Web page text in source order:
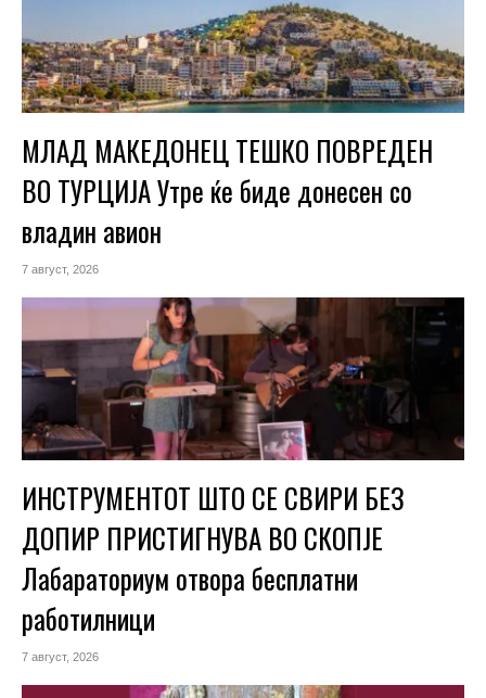
МЛАД МАКЕДОНЕЦ ТЕШКО ПОВРЕДЕН
ВО ТУРЦИЈА Утре ќе биде донесен со
владин авион
7 август, 2026
ИНСТРУМЕНТОТ ШТО СЕ СВИРИ БЕЗ
ДОПИР ПРИСТИГНУВА ВО СКОПЈЕ
Лабараториум отвора бесплатни
работилници
7 август, 2026